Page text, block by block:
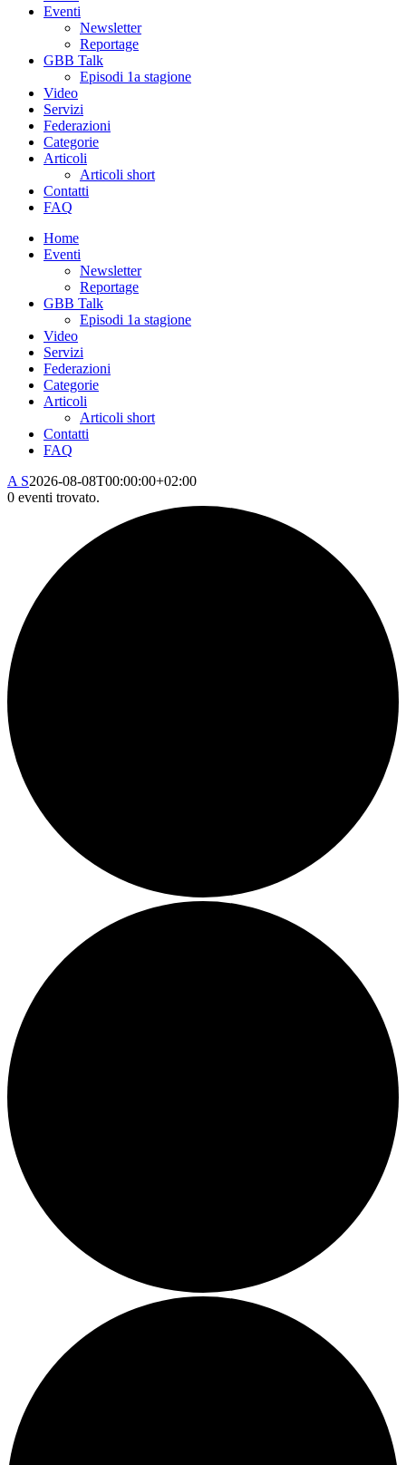
Eventi
Newsletter
Reportage
GBB Talk
Episodi 1a stagione
Video
Servizi
Federazioni
Categorie
Articoli
Articoli short
Contatti
FAQ
Home
Eventi
Newsletter
Reportage
GBB Talk
Episodi 1a stagione
Video
Servizi
Federazioni
Categorie
Articoli
Articoli short
Contatti
FAQ
A S2026-08-08T00:00:00+02:00
0 eventi trovato.